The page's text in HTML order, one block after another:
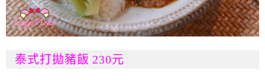
泰式打拋豬飯 230元